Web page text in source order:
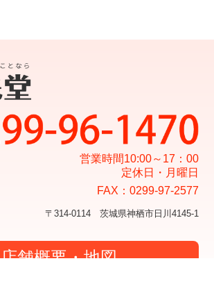
営業時間10:00～17：00
定休日・月曜日
FAX：0299-97-2577
〒314-0114 茨城県神栖市日川4145-1
店舗概要・地図